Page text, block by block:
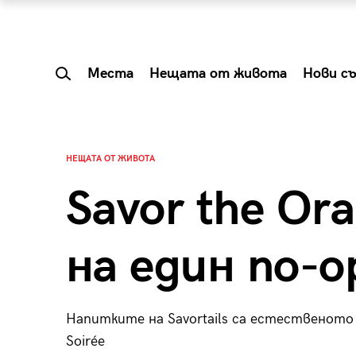
Места Нещата от живота Нови
НЕЩАТА ОТ ЖИВОТА
Savor the
на един по-
Напитките на Savortails са
Soirée
Summer Prelude: как